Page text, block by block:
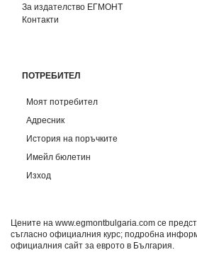
За издателство ЕГМОНТ
Контакти
ПОТРЕБИТЕЛ
Моят потребител
Адресник
История на поръчките
Имейл бюлетин
Изход
Цените на www.egmontbulgaria.com се
съгласно официалния курс; подробна
официалния сайт за еврото в България